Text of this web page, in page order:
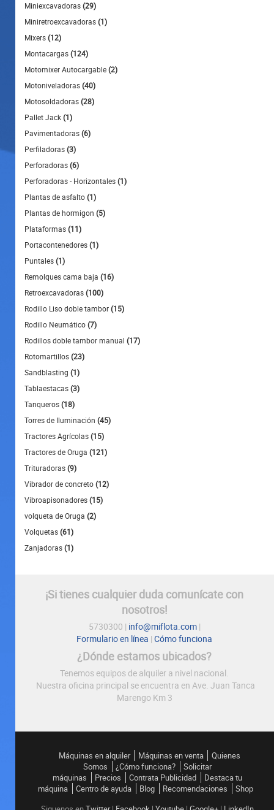
Miniexcavadoras(29)
Miniretroexcavadoras(1)
Mixers(12)
Montacargas(124)
Motomixer Autocargable(2)
Motoniveladoras(40)
Motosoldadoras(28)
Pallet Jack(1)
Pavimentadoras(6)
Perfiladoras(3)
Perforadoras(6)
Perforadoras - Horizontales(1)
Plantas de asfalto(1)
Plantas de hormigon (5)
Plataformas(11)
Portacontenedores(1)
Puntales(1)
Remolques cama baja (16)
Retroexcavadoras(100)
Rodillo Liso doble tambor(15)
Rodillo Neumático(7)
Rodillos doble tambor manual (17)
Rotomartillos(23)
Sandblasting (1)
Tablaestacas(3)
Tanqueros(18)
Torres de Iluminación (45)
Tractores Agrícolas(15)
Tractores de Oruga (121)
Trituradoras(9)
Vibrador de concreto(12)
Vibroapisonadores(15)
volqueta de Oruga (2)
Volquetas(61)
Zanjadoras(1)
¡Si tienes cualquier duda comunícate con
nosotros!
5730300 | info@miflota.com |
Formulario en línea |Cómo funciona
¿Dónde estamos ubicados?
Tenemos equipos de alquiler a nivel nacional.
Nuestra oficina principal se encuentra en Ave. Juan Tanca
Marengo Km 3
Máquinas en alquiler Máquinas en venta
Quienes
Somos
¿Cómo funciona?
Solicitar
máquinas
Precios Contrata Publicidad
Destaca tu
máquina
Centro de ayuda Blog Recomendaciones
Shop